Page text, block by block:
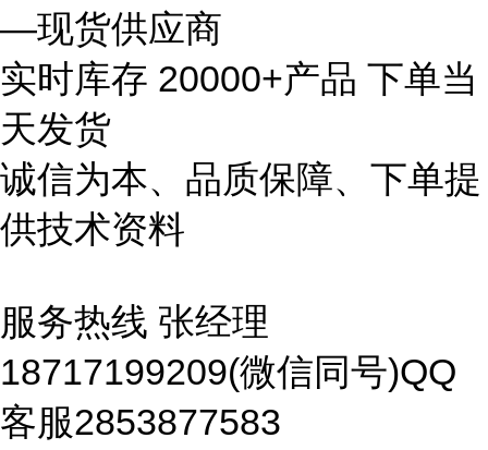
—现货供应商
实时库存 20000+产品 下单当
天发货
诚信为本、品质保障、下单提
供技术资料
服务热线 张经理
18717199209(微信同号)QQ
客服2853877583